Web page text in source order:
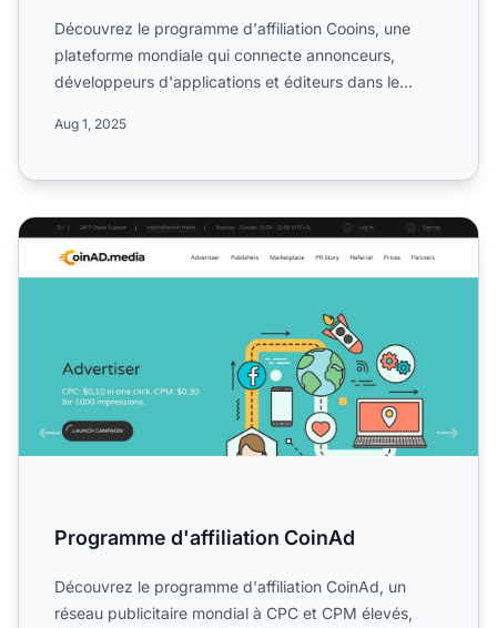
Découvrez le programme d'affiliation Cooins, une
plateforme mondiale qui connecte annonceurs,
développeurs d'applications et éditeurs dans le
Aug 1, 2025
Programme d'affiliation CoinAd
Programme d'affiliation CoinAd
Découvrez le programme d'affiliation CoinAd, un
réseau publicitaire mondial à CPC et CPM élevés,